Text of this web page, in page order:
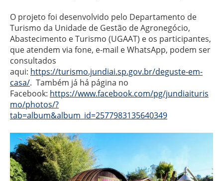
O projeto foi desenvolvido pelo Departamento de
Turismo da Unidade de Gestão de Agronegócio,
Abastecimento e Turismo (UGAAT) e os participantes,
que atendem via fone, e-mail e WhatsApp, podem ser
consultados
aqui: https://turismo.jundiai.sp.gov.br/deguste-em-
casa/. Também já há página no
Facebook: https://www.facebook.com/pg/jundiaituris
mo/photos/?
tab=album&album_id=2577983135640349